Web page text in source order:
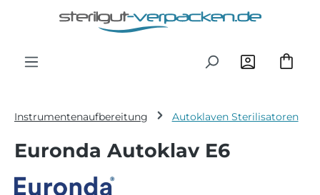
Zum Hauptinhalt springen
Instrumentenaufbereitung Autoklaven Sterilisatoren
Euronda Autoklav E6